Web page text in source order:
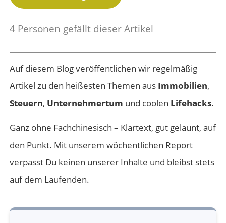
Pistole geschossen definieren könntest.
Wortschatz von ungefähr 8.000 Worten. Unterklasse
3.000 bis 4.000. Wenn Du aus dem Studium
kommst, hast Du ungefähr 12.000 Worte, von denen
Du aber auch die Hälfte nicht verstanden hast. Und
als Genie giltst Du schon mit 20.000 Worten.
Ich will Euch hier mal kurz eine Sache sagen: Ich
4 Personen gefällt dieser Artikel
Auf diesem Blog veröffentlichen wir regelmäßig
Artikel zu den heißesten Themen aus Immobilien,
Steuern, Unternehmertum und coolen Lifehacks.
Ganz ohne Fachchinesisch – Klartext, gut gelaunt, auf
den Punkt. Mit unserem wöchentlichen Report
verpasst Du keinen unserer Inhalte und bleibst stets
auf dem Laufenden.